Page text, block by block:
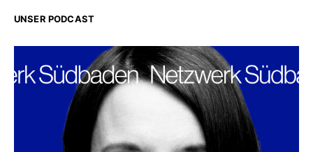
UNSER PODCAST